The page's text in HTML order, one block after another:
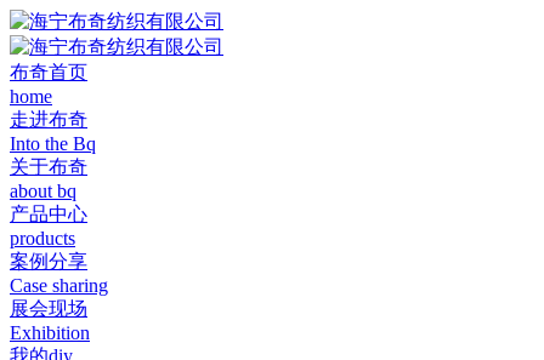
布奇首页
home
走进布奇
Into the Bq
关于布奇
about bq
产品中心
products
案例分享
Case sharing
展会现场
Exhibition
我的diy